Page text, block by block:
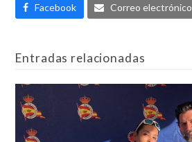
Facebook Correo electrónico
Entradas relacionadas